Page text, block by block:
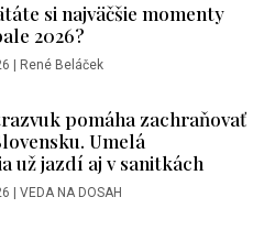
si najväčšie momenty
2026?
René Beláček
pomáha zachraňovať
Umelá
už jazdí aj v sanitkách
VEDA NA DOSAH